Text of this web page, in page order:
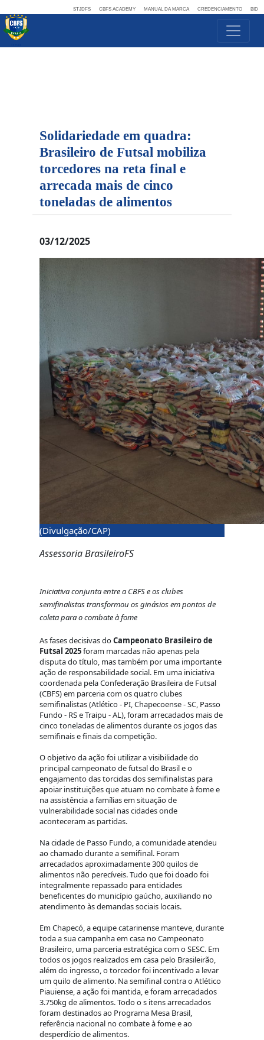
STJDFS CBFS ACADEMY MANUAL DA MARCA CREDENCIAMENTO BID
Solidariedade em quadra:
Brasileiro de Futsal mobiliza
torcedores na reta final e
arrecada mais de cinco
toneladas de alimentos
03/12/2025
(Divulgação/CAP)
Assessoria BrasileiroFS
Iniciativa conjunta entre a CBFS e os clubes
semifinalistas transformou os ginásios em pontos de
coleta para o combate à fome
As fases decisivas doCampeonato Brasileiro de
Futsal 2025foram marcadas não apenas pela
disputa do título, mas também por uma importante
ação de responsabilidade social. Em uma iniciativa
coordenada pela Confederação Brasileira de Futsal
(CBFS) em parceria com os quatro clubes
semifinalistas (Atlético - PI, Chapecoense - SC, Passo
Fundo - RS e Traipu - AL), foram arrecadados mais de
cinco toneladas de alimentos durante os jogos das
semifinais e finais da competição.
O objetivo da ação foi utilizar a visibilidade do
principal campeonato de futsal do Brasil e o
engajamento das torcidas dos semifinalistas para
apoiar instituições que atuam no combate à fome e
na assistência a famílias em situação de
vulnerabilidade social nas cidades onde
aconteceram as partidas.
Na cidade de Passo Fundo, a comunidade atendeu
ao chamado durante a semifinal. Foram
arrecadados aproximadamente 300 quilos de
alimentos não perecíveis. Tudo que foi doado foi
integralmente repassado para entidades
beneficentes do município gaúcho, auxiliando no
atendimento às demandas sociais locais.
Em Chapecó, a equipe catarinense manteve, durante
toda a sua campanha em casa no Campeonato
Brasileiro, uma parceria estratégica com o SESC. Em
todos os jogos realizados em casa pelo Brasileirão,
além do ingresso, o torcedor foi incentivado a levar
um quilo de alimento. Na semifinal contra o Atlético
Piauiense, a ação foi mantida, e foram arrecadados
3.750kg de alimentos. Todo o s itens arrecadados
foram destinados ao Programa Mesa Brasil,
referência nacional no combate à fome e ao
desperdício de alimentos.